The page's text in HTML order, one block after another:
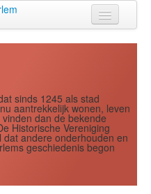
sinds 1245 als stad
aantrekkelijk wonen, leven
dan de bekende
Historische Vereniging
andere onderhouden en
geschiedenis begon